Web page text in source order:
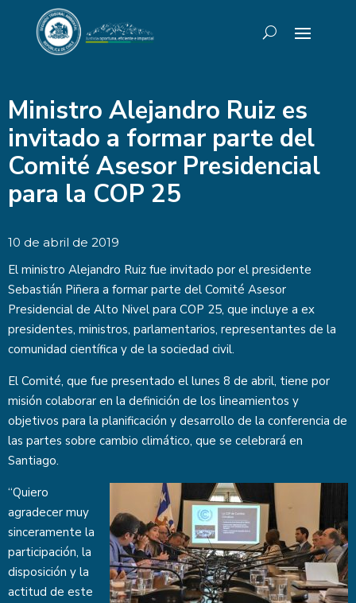
Ministro Alejandro Ruiz es
invitado a formar parte del
Comité Asesor Presidencial
para la COP 25
10 de abril de 2019
El ministro Alejandro Ruiz fue invitado por el presidente
Sebastián Piñera a formar parte del Comité Asesor
Presidencial de Alto Nivel para COP 25, que incluye a ex
presidentes, ministros, parlamentarios, representantes de la
comunidad científica y de la sociedad civil.
El Comité, que fue presentado el lunes 8 de abril, tiene por
misión colaborar en la definición de los lineamientos y
objetivos para la planificación y desarrollo de la conferencia de
las partes sobre cambio climático, que se celebrará en
Santiago.
“Quiero
agradecer muy
sinceramente la
participación, la
disposición y la
actitud de este